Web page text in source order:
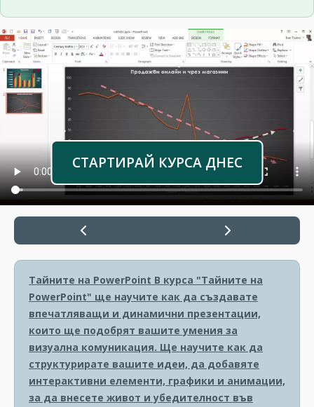
СТАРТИРАЙ КУРСА ДНЕС
Тайните на PowerPoint В курса "Тайните на
PowerPoint" ще научите как да създавате
впечатляващи и динамични презентации,
които ще подобрят вашите умения за
визуална комуникация. Ще научите как да
структурирате вашите идеи, да добавяте
интерактивни елементи, графики и анимации,
за да внесете живот и убедителност във